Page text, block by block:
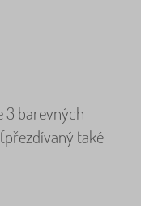
3 barevných
také